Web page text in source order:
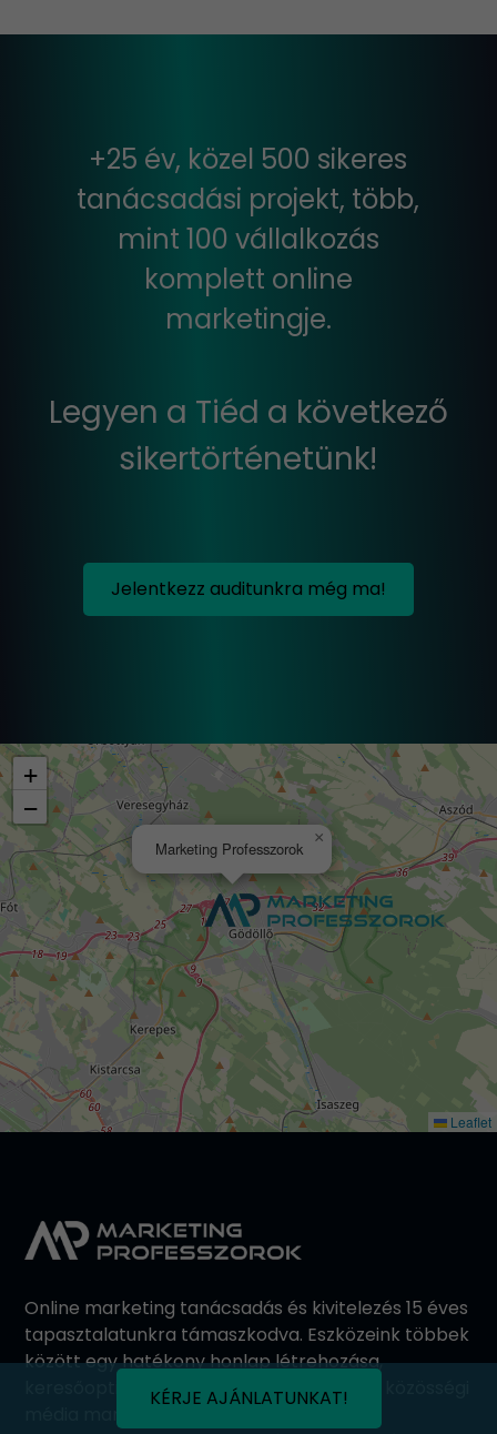
+25 év, közel 500 sikeres
tanácsadási projekt, több,
mint 100 vállalkozás
komplett online
marketingje.
Legyen a Tiéd a következő
sikertörténetünk!
Jelentkezz auditunkra még ma!
Marketing Professzorok
×
+
−
Leaflet
Online marketing tanácsadás és kivitelezés 15 éves
tapasztalatunkra támaszkodva. Eszközeink többek
között egy hatékony honlap létrehozása,
keresőoptimalizálás, tartalommarketing, közösségi
KÉRJE AJÁNLATUNKAT!